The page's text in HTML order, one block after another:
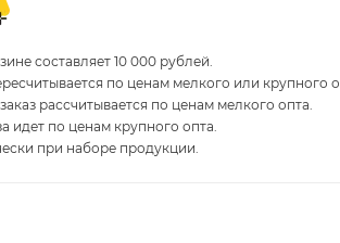
составляет 10 000 рублей.
по ценам мелкого или крупного
рассчитывается по ценам мелкого опта.
идет по ценам крупного опта.
при наборе продукции.